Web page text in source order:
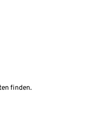
finden.